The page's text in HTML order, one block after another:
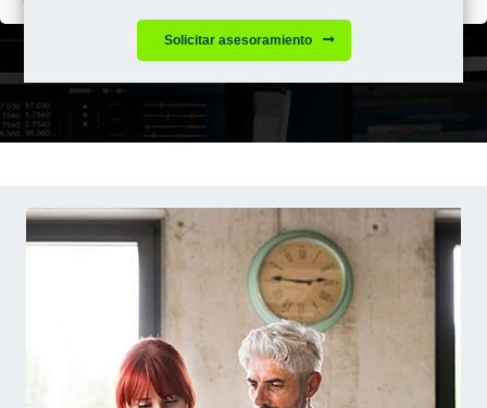
Solicitar asesoramiento